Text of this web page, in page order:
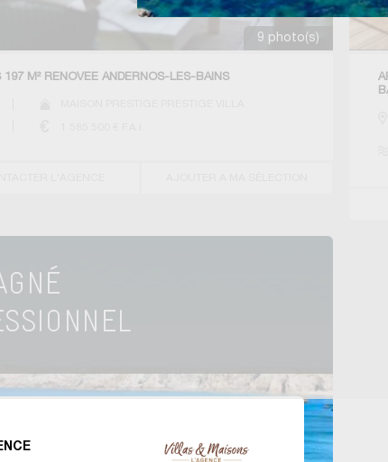
9 photo(s)
M² RENOVEE ANDERNOS-LES-BAINS